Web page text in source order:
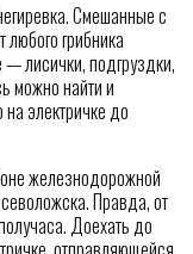
Смешанные с
грибника
— лисички, подгруздки,
можно найти и
электричке до
железнодорожной
Правда, от
Доехать до